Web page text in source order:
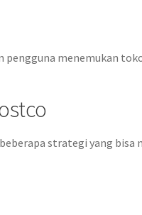
pengguna menemukan
strategi yang